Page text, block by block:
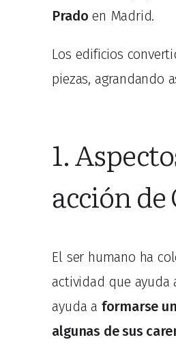
Prado en Madrid.
Los edificios
piezas, agrandando
1.
acción
El ser humano ha
actividad que ayuda
ayuda a formarse
algunas de sus